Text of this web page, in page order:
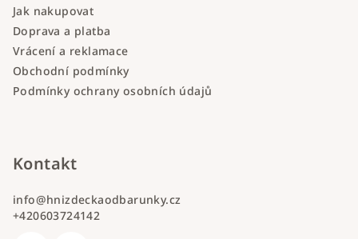
Jak nakupovat
Doprava a platba
Vrácení a reklamace
Obchodní podmínky
Podmínky ochrany osobních údajů
Kontakt
info@hnizdeckaodbarunky.cz
+420603724142